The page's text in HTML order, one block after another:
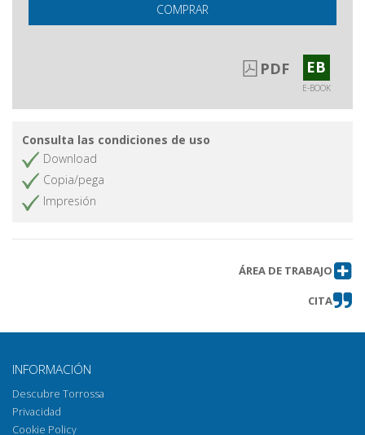
COMPRAR
PDF EB
E-BOOK
Consulta las condiciones de uso
Download
Copia/pega
Impresión
ÁREA DE TRABAJO
CITA
INFORMACIÓN
Descubre Torrossa
Privacidad
Cookie Policy